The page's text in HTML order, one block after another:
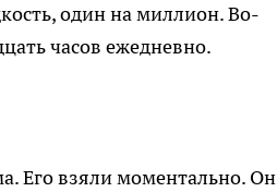
один на миллион. Во-
часов ежедневно.
Его взяли моментально. Он